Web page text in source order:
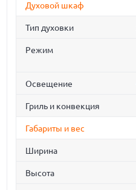
Духовой шкаф
Тип духовки
Режим
Освещение
Гриль и конвекция
Габариты и вес
Ширина
Высота